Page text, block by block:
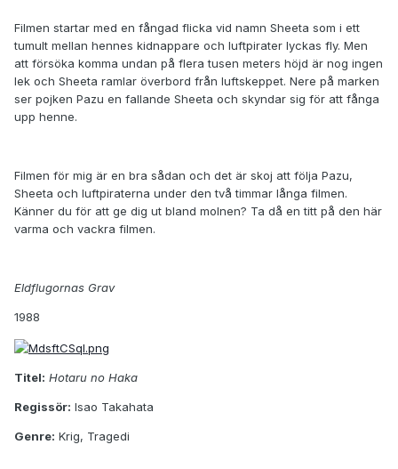
Filmen startar med en fångad flicka vid namn Sheeta som i ett
tumult mellan hennes kidnappare och luftpirater lyckas fly. Men
att försöka komma undan på flera tusen meters höjd är nog ingen
lek och Sheeta ramlar överbord från luftskeppet. Nere på marken
ser pojken Pazu en fallande Sheeta och skyndar sig för att fånga
upp henne.
Filmen för mig är en bra sådan och det är skoj att följa Pazu,
Sheeta och luftpiraterna under den två timmar långa filmen.
Känner du för att ge dig ut bland molnen? Ta då en titt på den här
varma och vackra filmen.
Eldflugornas Grav
1988
Titel: Hotaru no Haka
Regissör: Isao Takahata
Genre: Krig, Tragedi